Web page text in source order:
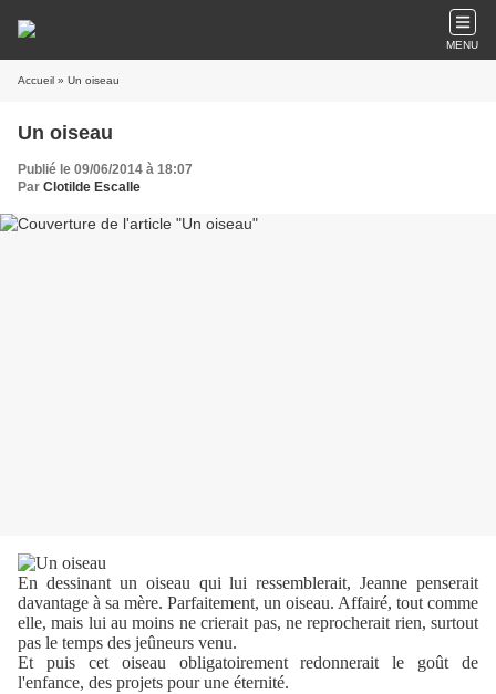
MENU
Accueil » Un oiseau
Un oiseau
Publié le 09/06/2014 à 18:07
Par Clotilde Escalle
En dessinant un oiseau qui lui ressemblerait, Jeanne penserait
davantage à sa mère. Parfaitement, un oiseau. Affairé, tout comme
elle, mais lui au moins ne crierait pas, ne reprocherait rien, surtout
pas le temps des jeûneurs venu.
Et puis cet oiseau obligatoirement redonnerait le goût de
l'enfance, des projets pour une éternité.